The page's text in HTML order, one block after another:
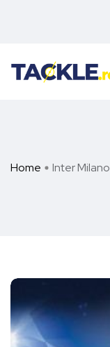
Home Inter Milano